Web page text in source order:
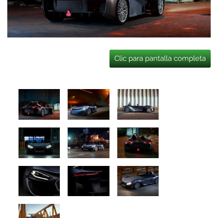
Clic para pantalla completa